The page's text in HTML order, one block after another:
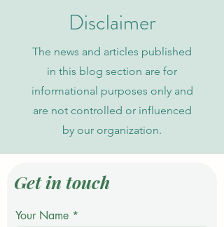
Disclaimer
The news and articles published
in this blog section are for
informational purposes only and
are not controlled or influenced
by our organization.
Get in touch
Your Name